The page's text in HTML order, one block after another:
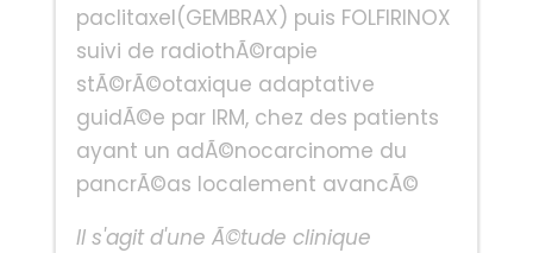
paclitaxel(GEMBRAX) puis FOLFIRINOX
suivi de radiothÃ©rapie
stÃ©rÃ©otaxique adaptative
guidÃ©e par IRM, chez des patients
ayant un adÃ©nocarcinome du
pancrÃ©as localement avancÃ©
Il s'agit d'une Ã©tude clinique